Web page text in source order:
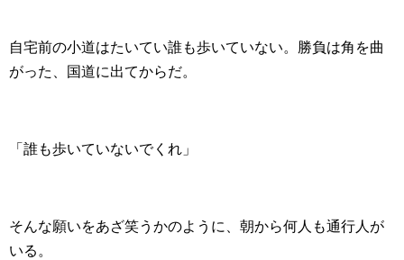
自宅前の小道はたいてい誰も歩いていない。勝負は角を曲
がった、国道に出てからだ。
「誰も歩いていないでくれ」
そんな願いをあざ笑うかのように、朝から何人も通行人が
いる。